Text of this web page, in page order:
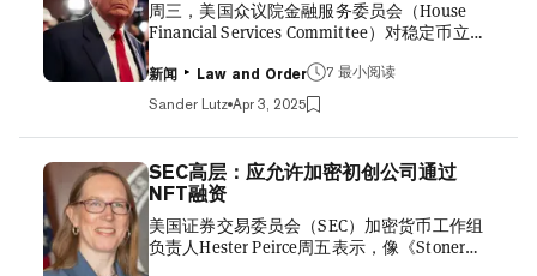
周三，美国众议院金融服务委员会（House
Financial Services Committee）对稳定币立法
小时反复强调同一信息：他们原则上支持《稳
定币法案》（STABLE Act），但认为总统唐纳
德·特朗普（Donald Trump）个人涉足稳定币
领域构成了不可接受的利益冲突。 包括《稳定
币法案》的共同提案人在内的多位民主党人，
于周三对该法案提出了修正案，这些修正案旨
在禁止总统、其内阁成员、第一夫人以及像埃
隆·马斯克（Elon Musk）这样的特殊政府雇员
在任期内提供稳定币产品。 在数小时的审议过
新闻 Law and Order
7 最小阅读
Sander Lutz Apr 3, 2025
SEC高层：应允许加密初创公司通过
NFT融资
美国证券交易委员会（SEC）加密货币工作组
负责人Hester Peirce周五表示，像《Stoner